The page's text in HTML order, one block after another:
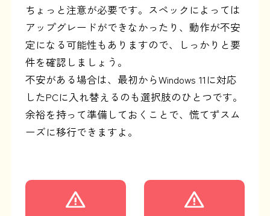
ちょっと注意が必要です。スペックによっては
アップグレードができなかったり、動作が不安
定になる可能性もありますので、しっかりと要
件を確認しましょう。
不安がある場合は、最初からWindows 11に対応
したPCに入れ替えるのも選択肢のひとつです。
余裕を持って準備しておくことで、慌てずスム
ーズに移行できますよ。